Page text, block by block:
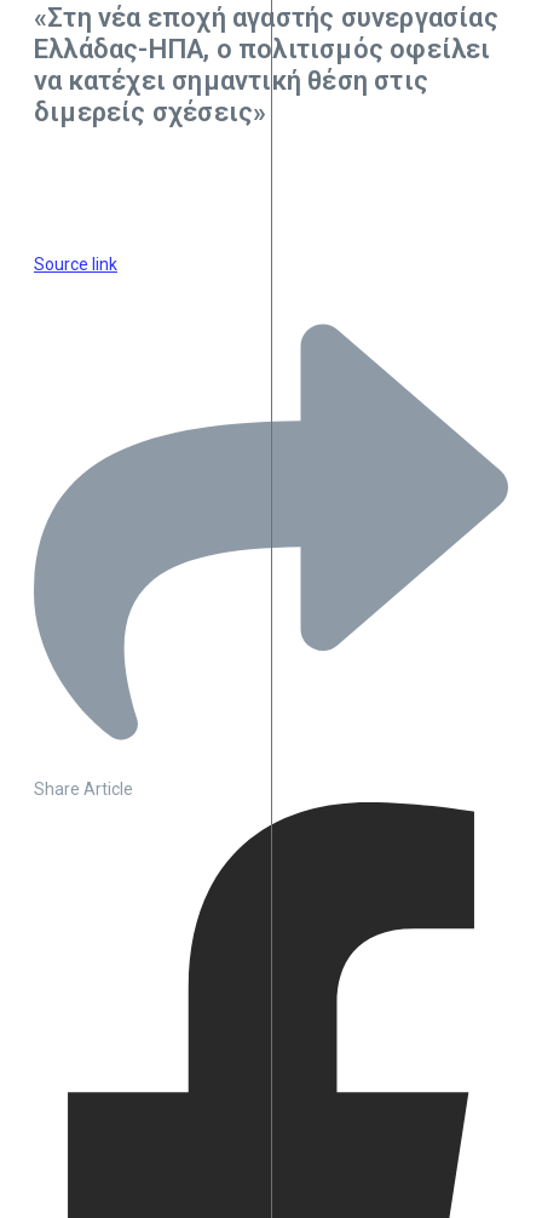
«Στη νέα εποχή αγαστής συνεργασίας
Ελλάδας-ΗΠΑ, ο πολιτισμός οφείλει
να κατέχει σημαντική θέση στις
διμερείς σχέσεις»
Source link
Share Article